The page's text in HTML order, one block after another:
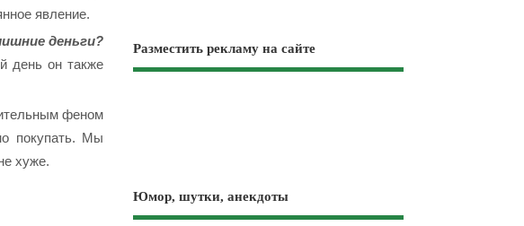
явление.
деньги?
день он также
феном
покупать. Мы
хуже.
Разместить рекламу на сайте
Юмор, шутки, анекдоты